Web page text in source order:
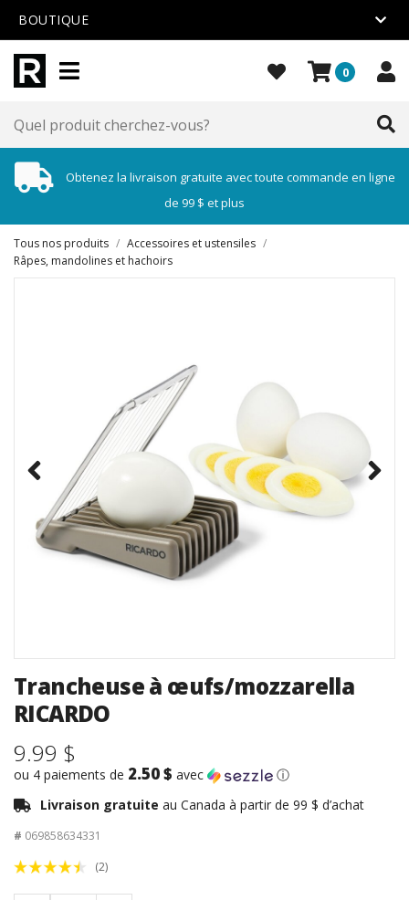
BOUTIQUE
0
Obtenez la livraison gratuite avec toute commande en ligne
de 99 $ et plus
Tous nos produits / Accessoires et ustensiles /
Râpes, mandolines et hachoirs
Trancheuse à œufs/mozzarella
RICARDO
9.99 $
ou 4 paiements de 2.50 $ avec
ⓘ
Livraison gratuite au Canada à partir de 99 $ d’achat
# 069858634331
(2)